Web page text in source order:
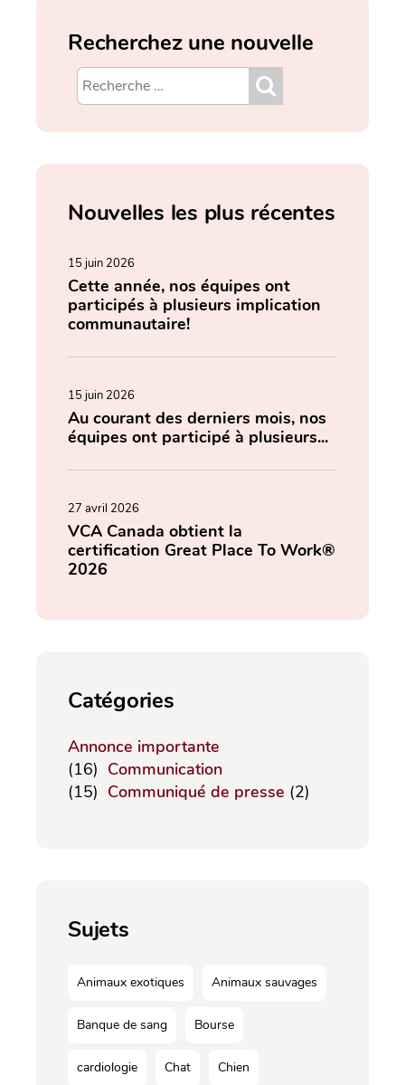
Recherchez une nouvelle
Nouvelles les plus récentes
15 juin 2026
Cette année, nos équipes ont
participés à plusieurs implication
communautaire!
15 juin 2026
Au courant des derniers mois, nos
équipes ont participé à plusieurs...
27 avril 2026
VCA Canada obtient la
certification Great Place To Work®
2026
Catégories
Annonce importante
(16) Communication
(15) Communiqué de presse (2)
Sujets
Animaux exotiques Animaux sauvages
Banque de sang Bourse
cardiologie Chat Chien